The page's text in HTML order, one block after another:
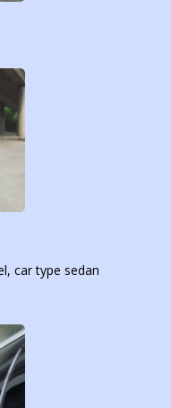
car type sedan